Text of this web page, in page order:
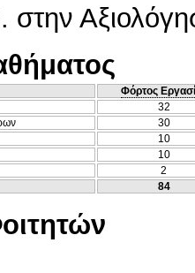
Φόρτος
32
30
10
10
2
84